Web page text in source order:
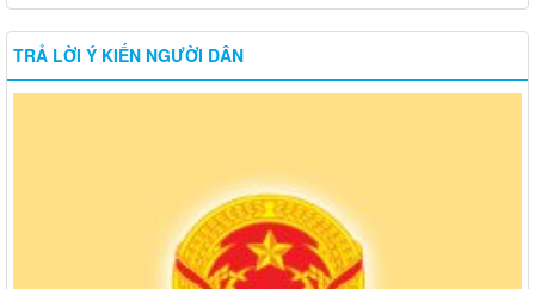
TRẢ LỜI Ý KIẾN NGƯỜI DÂN